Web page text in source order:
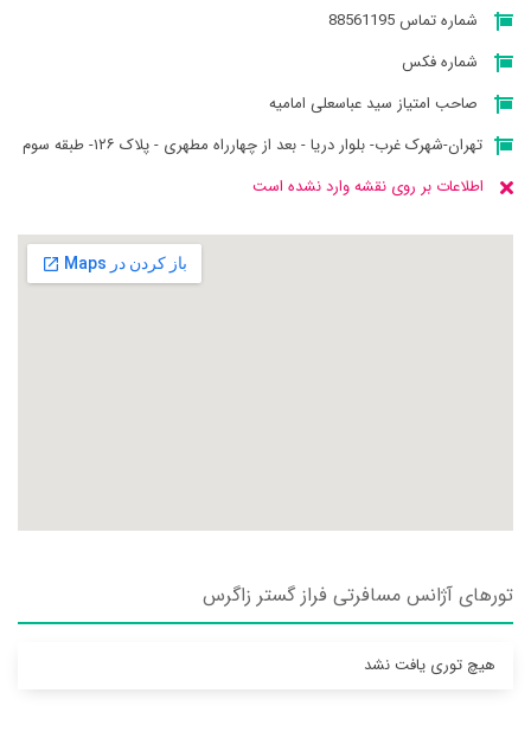
شماره تماس 88561195
شماره فکس
صاحب امتیاز سید عباسعلی امامیه
تهران-شهرک غرب- بلوار دریا - بعد از چهارراه مطهری - پلاک ۱۲۶- طبقه سوم
اطلاعات بر روی نقشه وارد نشده است
تورهای آژانس مسافرتی فراز گستر زاگرس
هیچ توری یافت نشد